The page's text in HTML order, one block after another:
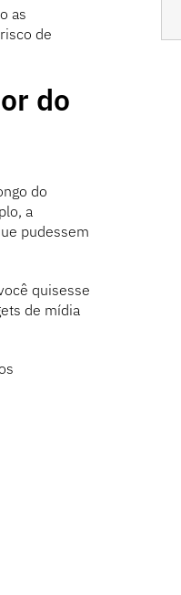
as
de
do
do
a
pudessem
quisesse
de mídia